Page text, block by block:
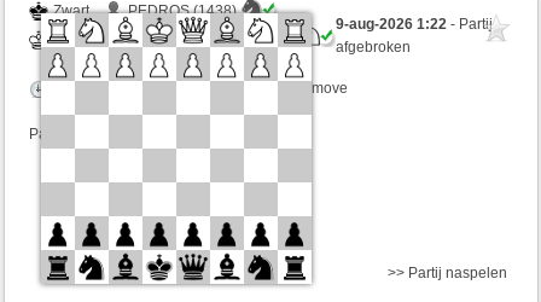
Zwart
PEDROS (1438)
Wit
Lavalangaperfetta (1585)
Speelduur: 5 minutes/side + 0 seconds/move
Partij telt mee voor de ranglijst
9-aug-2026 1:22- Partij
afgebroken
>> Partij naspelen